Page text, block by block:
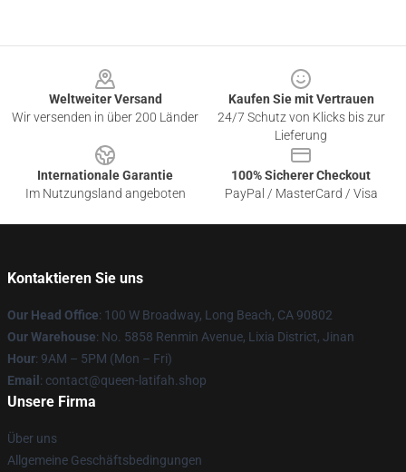
Weltweiter Versand
Wir versenden in über 200 Länder
Kaufen Sie mit Vertrauen
24/7 Schutz von Klicks bis zur
Lieferung
Internationale Garantie
Im Nutzungsland angeboten
100% Sicherer Checkout
PayPal / MasterCard / Visa
Kontaktieren Sie uns
Our Head Office: 100 W Broadway, Long Beach, CA 90802
Our Warehouse: No. 5858 Renmin Avenue, Lixia District, Jinan
Hour: 9AM – 5PM (Mon – Fri)
Email : contact@queen-latifah.shop
Unsere Firma
Über uns
Allgemeine Geschäftsbedingungen